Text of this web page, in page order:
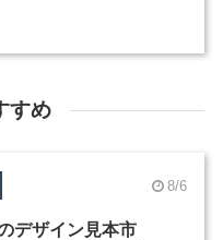
すめ
8/6
デザイン見本市